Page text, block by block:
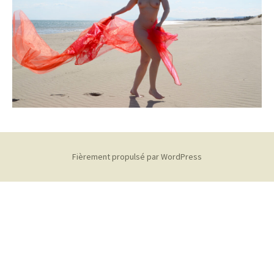
Fièrement propulsé par WordPress